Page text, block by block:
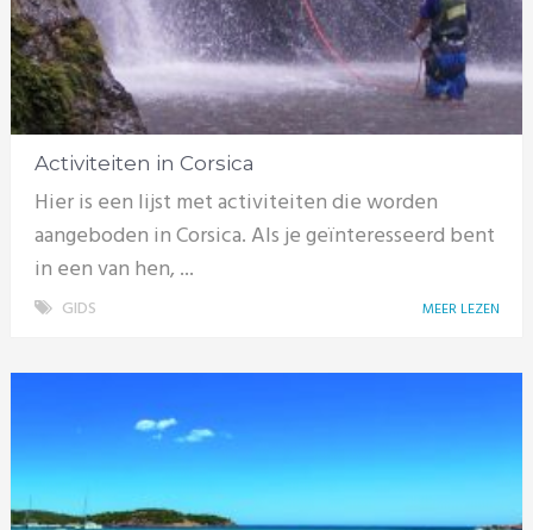
Activiteiten in Corsica
Hier is een lijst met activiteiten die worden
aangeboden in Corsica. Als je geïnteresseerd bent
in een van hen, ...
GIDS MEER LEZEN